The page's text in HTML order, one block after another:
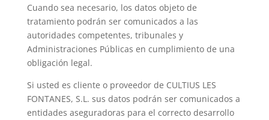
Cuando sea necesario, los datos objeto de
tratamiento podrán ser comunicados a las
autoridades competentes, tribunales y
Administraciones Públicas en cumplimiento de una
obligación legal.
Si usted es cliente o proveedor de CULTIUS LES
FONTANES, S.L. sus datos podrán ser comunicados a
entidades aseguradoras para el correcto desarrollo